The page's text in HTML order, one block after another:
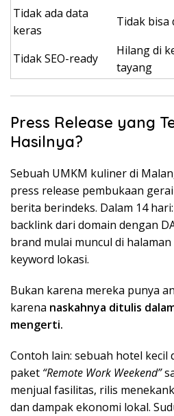
Tidak ada data
keras
Tidak bisa
Tidak SEO-ready
Hilang di
tayang
Press Release yang
Hasilnya?
Sebuah UMKM kuliner di
press release pembukaan
berita berindeks. Dalam 14
backlink dari domain dengan
brand mulai muncul di
keyword lokasi.
Bukan karena mereka punya
karena naskahnya ditulis
mengerti.
Contoh lain: sebuah hotel kecil
paket “Remote Work Weekend”
menjual fasilitas, rilis
dan dampak ekonomi lokal.